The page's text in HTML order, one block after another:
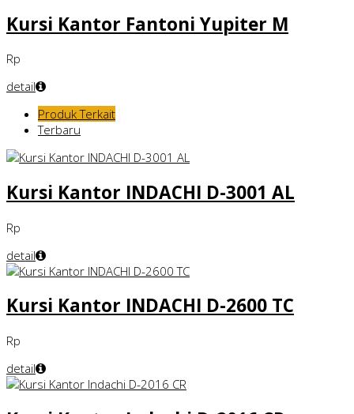
Kursi Kantor Fantoni Yupiter M
Rp
detail
Produk Terkait
Terbaru
Kursi Kantor INDACHI D-3001 AL
Rp
detail
Kursi Kantor INDACHI D-2600 TC
Rp
detail